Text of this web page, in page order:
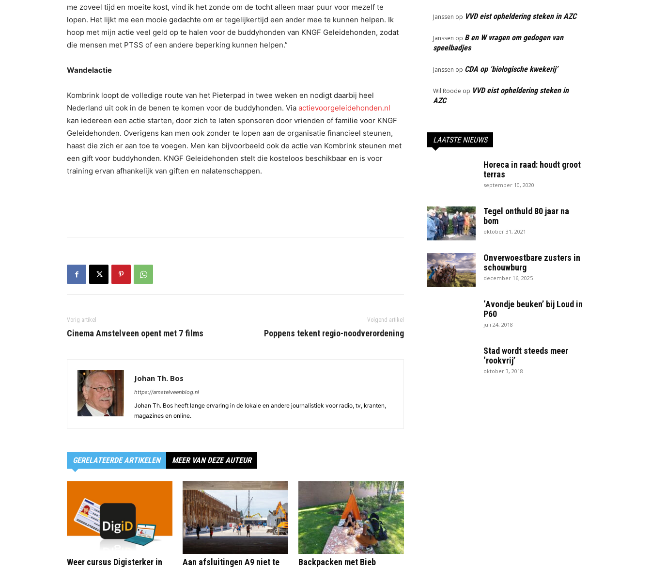
me zoveel tijd en moeite kost, vind ik het zonde om de tocht alleen maar puur voor mezelf te
lopen. Het lijkt me een mooie gedachte om er tegelijkertijd een ander mee te kunnen helpen. Ik
hoop met mijn actie veel geld op te halen voor de buddyhonden van KNGF Geleidehonden, zodat
die mensen met PTSS of een andere beperking kunnen helpen.”
Wandelactie
Kombrink loopt de volledige route van het Pieterpad in twee weken en nodigt daarbij heel
Nederland uit ook in de benen te komen voor de buddyhonden. Via actievoorgeleidehonden.nl
kan iedereen een actie starten, door zich te laten sponsoren door vrienden of familie voor KNGF
Geleidehonden. Overigens kan men ook zonder te lopen aan de organisatie financieel steunen,
haast die zich er aan toe te voegen. Men kan bijvoorbeeld ook de actie van Kombrink steunen met
een gift voor buddyhonden. KNGF Geleidehonden stelt die kosteloos beschikbaar en is voor
training ervan afhankelijk van giften en nalatenschappen.
Vorig artikel
Cinema Amstelveen opent met 7 films
Volgend artikel
Poppens tekent regio-noodverordening
Johan Th. Bos
https://amstelveenblog.nl
Johan Th. Bos heeft lange ervaring in de lokale en andere journalistiek voor radio, tv, kranten,
magazines en online.
GERELATEERDE ARTIKELEN MEER VAN DEZE AUTEUR
Weer cursus Digisterker in
Aan afsluitingen A9 niet te
Backpacken met Bieb
Janssen op VVD eist opheldering steken in AZC
Janssen op B en W vragen om gedogen van
speelbadjes
Janssen op CDA op ‘biologische kwekerij’
Wil Roode op VVD eist opheldering steken in
AZC
LAATSTE NIEUWS
Horeca in raad: houdt groot
terras
september 10, 2020
Tegel onthuld 80 jaar na
bom
oktober 31, 2021
Onverwoestbare zusters in
schouwburg
december 16, 2025
‘Avondje beuken’ bij Loud in
P60
juli 24, 2018
Stad wordt steeds meer
‘rookvrij’
oktober 3, 2018